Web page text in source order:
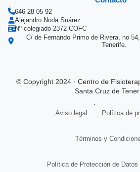
646 28 05 92
Alejandro Noda Suárez
Nº colegiado 2372 COFC
C/ de Fernando Primo de Rivera, no
Tenerife.
© Copyright 2024 · Centro de
Santa Cruz de
Aviso legal
·
Política de
Términos y
Política de Protección de Datos